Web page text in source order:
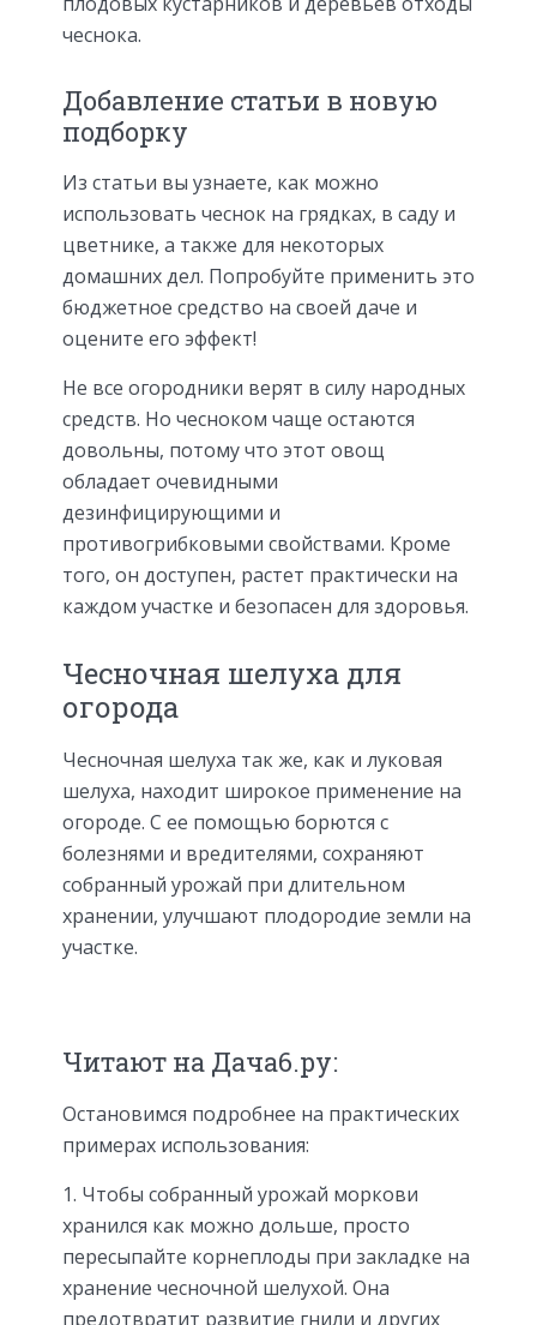
чеснока.
Добавление статьи в новую
подборку
Из статьи вы узнаете, как можно
использовать чеснок на грядках, в саду и
цветнике, а также для некоторых
домашних дел. Попробуйте применить это
бюджетное средство на своей даче и
оцените его эффект!
Не все огородники верят в силу народных
средств. Но чесноком чаще остаются
довольны, потому что этот овощ
обладает очевидными
дезинфицирующими и
противогрибковыми свойствами. Кроме
того, он доступен, растет практически на
каждом участке и безопасен для здоровья.
Чесночная шелуха для
огорода
Чесночная шелуха так же, как и луковая
шелуха, находит широкое применение на
огороде. С ее помощью борются с
болезнями и вредителями, сохраняют
собранный урожай при длительном
хранении, улучшают плодородие земли на
участке.
Читают на Дача6.ру:
Остановимся подробнее на практических
примерах использования:
Чтобы собранный урожай моркови
хранился как можно дольше, просто
пересыпайте корнеплоды при закладке на
хранение чесночной шелухой. Она
предотвратит развитие гнили и других